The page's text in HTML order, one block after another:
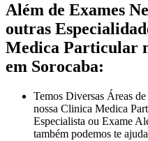
Além de Exames
outras
Medica Particular
em Sorocaba:
Temos Diversas Áreas
nossa Clinica Medica
Especialista ou Exame
também podemos te